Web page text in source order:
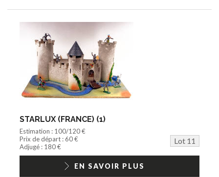
STARLUX (FRANCE) (1)
Estimation : 100/120 €
Prix de départ : 60 €
Lot 11
Adjugé : 180 €
EN SAVOIR PLUS